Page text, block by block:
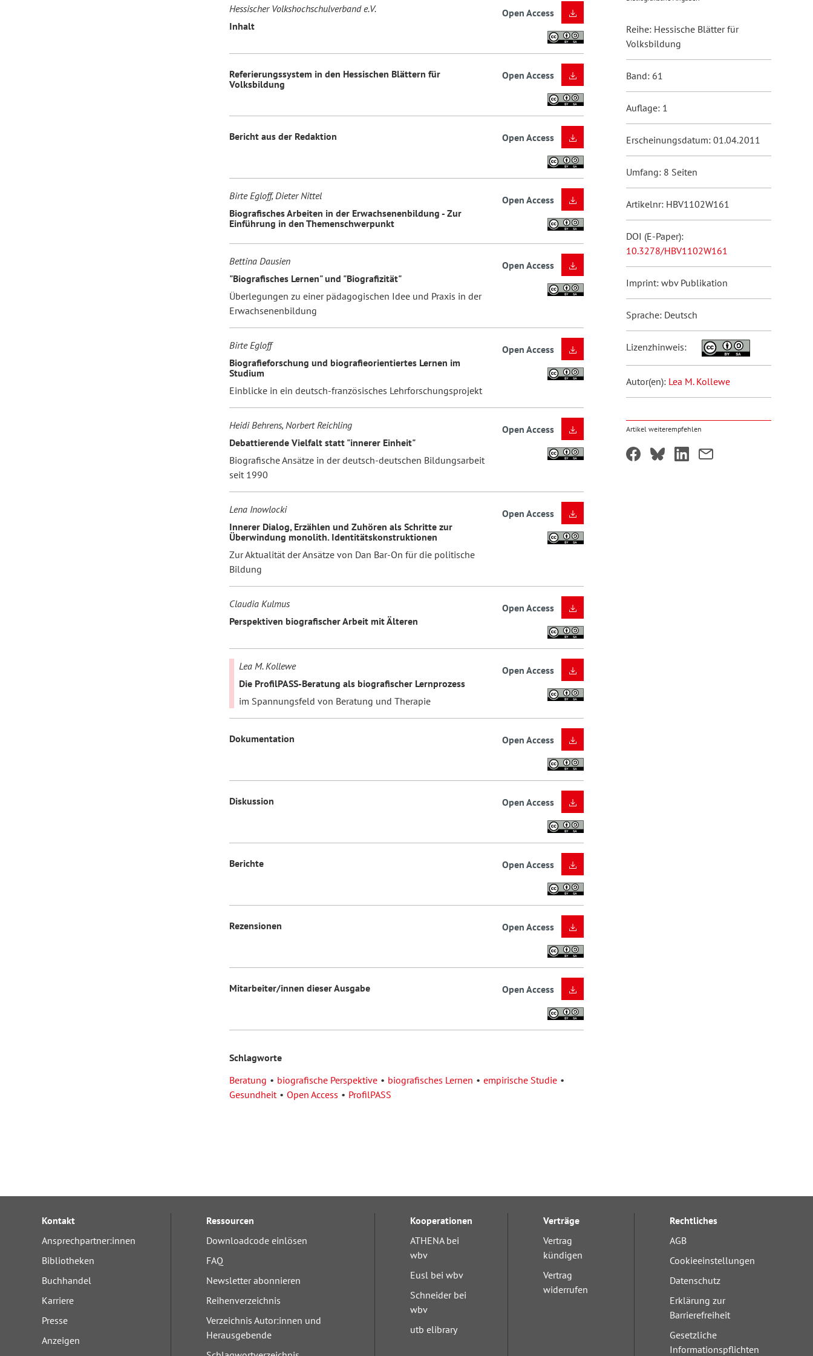
Hessischer Volkshochschulverband e.V.
Inhalt
Open Access
Referierungssystem in den Hessischen Blättern für
Volksbildung
Open Access
Bericht aus der Redaktion Open Access
Birte Egloff, Dieter Nittel
Biografisches Arbeiten in der Erwachsenenbildung - Zur
Einführung in den Themenschwerpunkt
Open Access
Bettina Dausien
"Biografisches Lernen" und "Biografizität"
Überlegungen zu einer pädagogischen Idee und Praxis in der
Erwachsenenbildung
Open Access
Birte Egloff
Biografieforschung und biografieorientiertes Lernen im
Studium
Einblicke in ein deutsch-französisches Lehrforschungsprojekt
Open Access
Heidi Behrens, Norbert Reichling
Debattierende Vielfalt statt "innerer Einheit"
Biografische Ansätze in der deutsch-deutschen Bildungsarbeit
seit 1990
Open Access
Lena Inowlocki
Innerer Dialog, Erzählen und Zuhören als Schritte zur
Überwindung monolith. Identitätskonstruktionen
Zur Aktualität der Ansätze von Dan Bar-On für die politische
Bildung
Open Access
Claudia Kulmus
Perspektiven biografischer Arbeit mit Älteren
Open Access
Lea M. Kollewe
Die ProfilPASS-Beratung als biografischer Lernprozess
im Spannungsfeld von Beratung und Therapie
Open Access
Dokumentation Open Access
Diskussion Open Access
Berichte Open Access
Rezensionen Open Access
Mitarbeiter/innen dieser Ausgabe Open Access
Schlagworte
Beratung
biografische Perspektive biografisches Lernen
empirische Studie
Gesundheit
Open Access ProfilPASS
Reihe: Hessische Blätter für
Volksbildung
Band: 61
Auflage: 1
Erscheinungsdatum: 01.04.2011
Umfang: 8 Seiten
Artikelnr: HBV1102W161
DOI (E-Paper):
10.3278/HBV1102W161
Imprint: wbv Publikation
Sprache: Deutsch
Lizenzhinweis:
Autor(en): Lea M. Kollewe
Artikel weiterempfehlen
Kontakt
Ansprechpartner:innen
Bibliotheken
Buchhandel
Karriere
Presse
Anzeigen
Ressourcen
Downloadcode einlösen
FAQ
Newsletter abonnieren
Reihenverzeichnis
Verzeichnis Autor:innen und
Herausgebende
Kooperationen
ATHENA bei
wbv
Eusl bei wbv
Schneider bei
wbv
utb elibrary
Verträge
Vertrag
kündigen
Vertrag
widerrufen
Rechtliches
AGB
Cookieeinstellungen
Datenschutz
Erklärung zur
Barrierefreiheit
Gesetzliche
Informationspflichten